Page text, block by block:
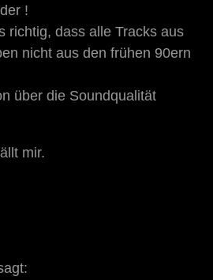
!
richtig, dass alle Tracks aus
nicht aus den frühen 90ern
über die Soundqualität
mir.